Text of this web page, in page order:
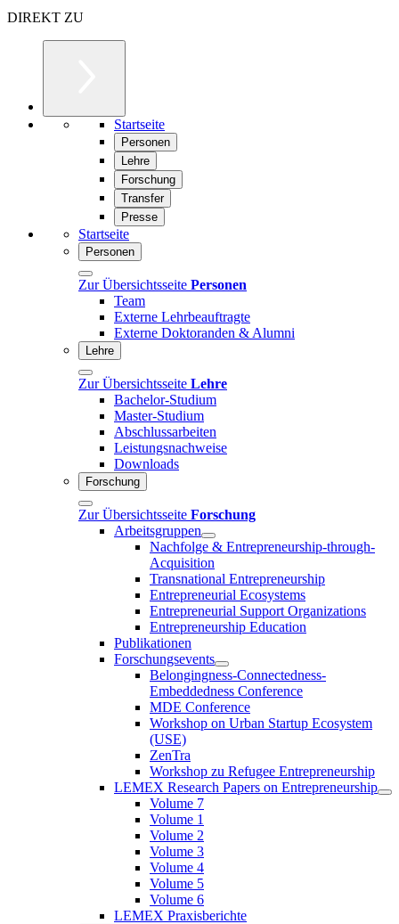
DIREKT ZU
Startseite
Personen
Lehre
Forschung
Transfer
Presse
Startseite
Personen
Zur Übersichtsseite Personen
Team
Externe Lehrbeauftragte
Externe Doktoranden & Alumni
Lehre
Zur Übersichtsseite Lehre
Bachelor-Studium
Master-Studium
Abschlussarbeiten
Leistungsnachweise
Downloads
Forschung
Zur Übersichtsseite Forschung
Arbeitsgruppen
Nachfolge & Entrepreneurship-through-
Acquisition
Transnational Entrepreneurship
Entrepreneurial Ecosystems
Entrepreneurial Support Organizations
Entrepreneurship Education
Publikationen
Forschungsevents
Belongingness-Connectedness-
Embeddedness Conference
MDE Conference
Workshop on Urban Startup Ecosystem
(USE)
ZenTra
Workshop zu Refugee Entrepreneurship
LEMEX Research Papers on Entrepreneurship
Volume 7
Volume 1
Volume 2
Volume 3
Volume 4
Volume 5
Volume 6
LEMEX Praxisberichte